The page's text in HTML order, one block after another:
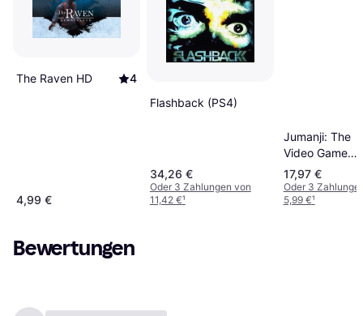
The Raven HD 4
4,99 €
Flashback (PS4)
34,26 €
Oder 3 Zahlungen von
11,42 €¹
Jumanji: The
Video Game
(PS4)
17,97 €
Oder 3
5,99 €¹
Bewertungen